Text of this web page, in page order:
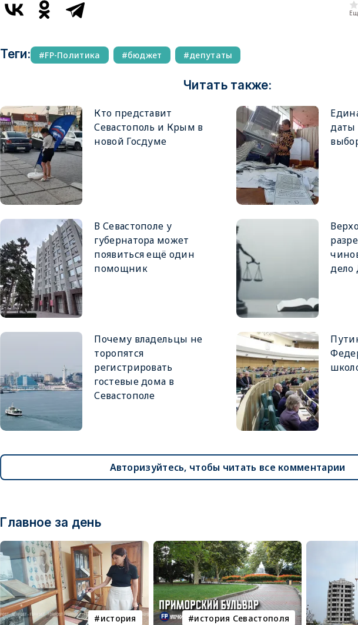
Теги: FP-Политика бюджет депутаты
Читать также:
Кто представит
Севастополь и Крым в
новой Госдуме
даты
В Севастополе у
губернатора может
появиться ещё один
помощник
дело
Почему владельцы не
торопятся
регистрировать
гостевые дома в
Севастополе
Авторизуйтесь, чтобы читать все комментарии
Главное за день
история история Севастополя